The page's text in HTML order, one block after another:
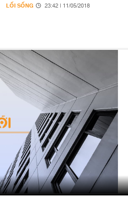
LỐI SỐNG 23:42 | 11/05/2018